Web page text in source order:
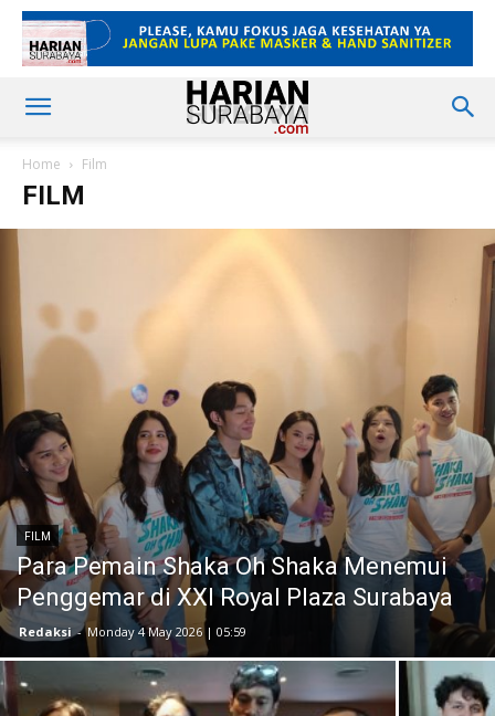
Home Film
FILM
FILM
Para Pemain Shaka Oh Shaka Menemui
Penggemar di XXI Royal Plaza Surabaya
Redaksi - Monday 4 May 2026 | 05:59